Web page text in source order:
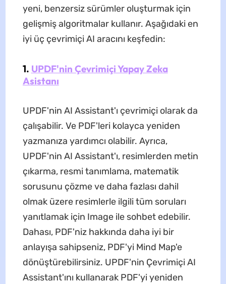
yeni, benzersiz sürümler oluşturmak için
gelişmiş algoritmalar kullanır. Aşağıdaki en
iyi üç çevrimiçi AI aracını keşfedin:
1. UPDF'nin Çevrimiçi Yapay Zeka
Asistanı
UPDF'nin AI Assistant'ı çevrimiçi olarak da
çalışabilir. Ve PDF'leri kolayca yeniden
yazmanıza yardımcı olabilir. Ayrıca,
UPDF'nin AI Assistant'ı, resimlerden metin
çıkarma, resmi tanımlama, matematik
sorusunu çözme ve daha fazlası dahil
olmak üzere resimlerle ilgili tüm soruları
yanıtlamak için Image ile sohbet edebilir.
Dahası, PDF'niz hakkında daha iyi bir
anlayışa sahipseniz, PDF'yi Mind Map'e
dönüştürebilirsiniz. UPDF'nin Çevrimiçi AI
Assistant'ını kullanarak PDF'yi yeniden